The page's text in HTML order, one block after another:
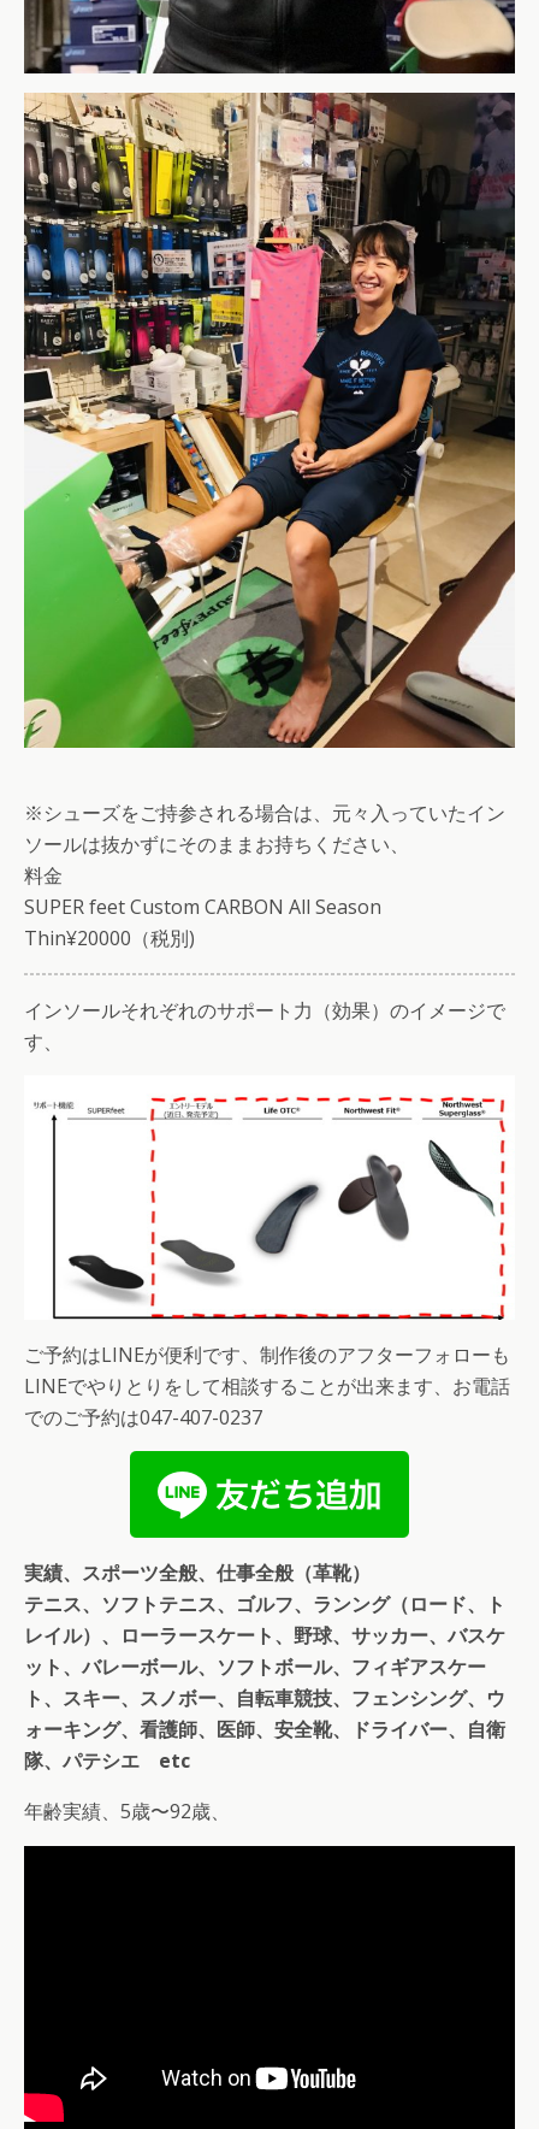
※シューズをご持参される場合は、元々入っていたイン
ソールは抜かずにそのままお持ちください、
料金
SUPER feet Custom CARBON All Season
Thin¥20000（税別)
インソールそれぞれのサポート力（効果）のイメージで
す、
ご予約はLINEが便利です、制作後のアフターフォローも
LINEでやりとりをして相談することが出来ます、お電話
でのご予約は047-407-0237
実績、スポーツ全般、仕事全般（革靴）
テニス、ソフトテニス、ゴルフ、ランング（ロード、ト
レイル）、ローラースケート、野球、サッカー、バスケ
ット、バレーボール、ソフトボール、フィギアスケー
ト、スキー、スノボー、自転車競技、フェンシング、ウ
ォーキング、看護師、医師、安全靴、ドライバー、自衛
隊、パテシエ etc
年齢実績、5歳〜92歳、